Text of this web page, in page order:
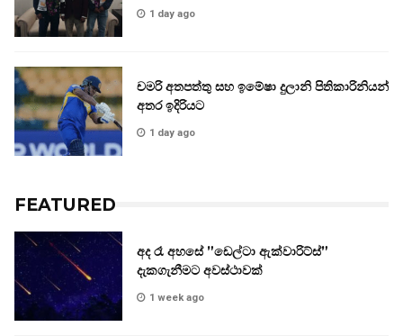
1 day ago
චමරි අතපත්තු සහ ඉමේෂා දුලානි පිතිකාරිනියන්
අතර ඉදිරියට
1 day ago
FEATURED
අද රෑ අහසේ ”ඩෙල්ටා ඇක්වාරිට්ස්”
දැකගැනීමට අවස්ථාවක්
1 week ago